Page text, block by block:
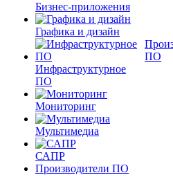
Бизнес-приложения
Графика и дизайн
Инфраструктурное
ПО
Мониторинг
Мультимедиа
САПР
Производители ПО
ПО